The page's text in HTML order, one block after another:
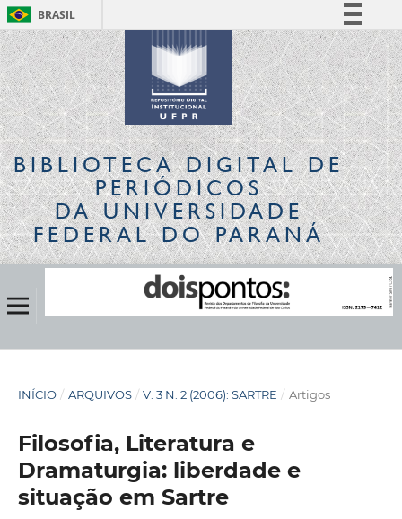
BRASIL
Simplifique!
Comunica BR
Participe
Acesso à informação
Legislação
Canais
BIBLIOTECA DIGITALDE
PERIÓDICOS
DA UNIVERSIDADE
FEDERAL DO PARANÁ
INÍCIO / ARQUIVOS / V. 3 N. 2 (2006): SARTRE / Artigos
Filosofia, Literatura e
Dramaturgia: liberdade e
situação em Sartre